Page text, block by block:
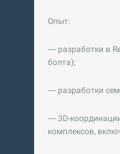
Опыт:
— разработки в
болта);
— разработки
— 3D-
комплексов,